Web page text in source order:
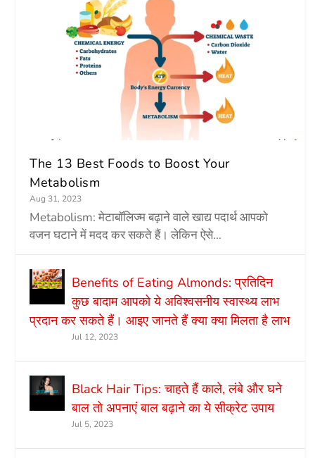
The 13 Best Foods to Boost Your
Metabolism
Aug 31, 2023
Metabolism: मेटाबॉलिज्म बढ़ाने वाले खाद्य पदार्थ आपको
वजन घटाने में मदद कर सकते हैं। लेकिन ऐसे...
Benefits of Eating Almonds: प्रतिदिन
कुछ बादाम आपको ये अविश्वसनीय स्वास्थ्य लाभ
प्रदान कर सकते हैं। आइए जानते हैं क्या क्या मिलता है लाभ
Jul 12, 2023
Black Hair Tips: चाहते हैं काले, लंबे और घने
बाल तो अपनाएं बाल बढ़ाने का ये सीक्रेट उपाय
Jul 5, 2023